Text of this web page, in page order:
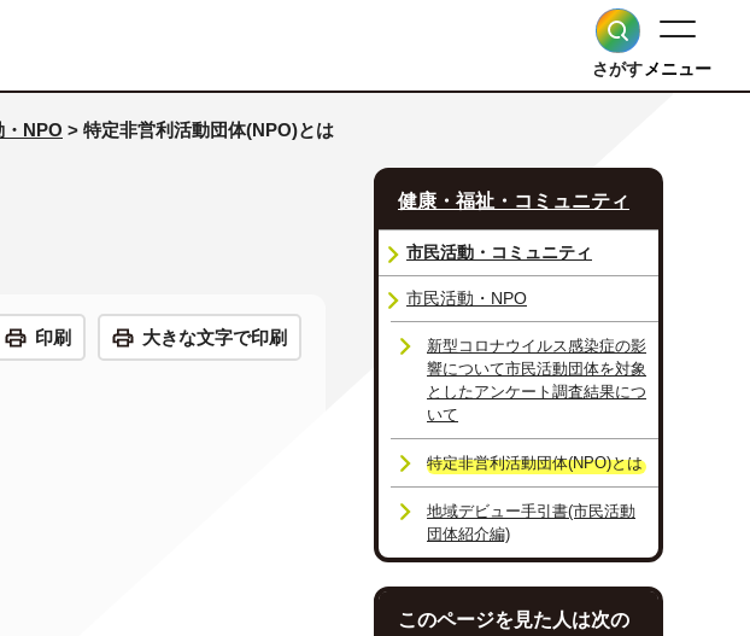
さがすメニュー
・NPO > 特定非営利活動団体(NPO)とは
印刷 大きな文字で印刷
健康・福祉・コミュニティ
市民活動・コミュニティ
市民活動・NPO
新型コロナウイルス感染症の影
響について市民活動団体を対象
としたアンケート調査結果につ
いて
特定非営利活動団体(NPO)とは
地域デビュー手引書(市民活動
団体紹介編)
このページを見た人は次の